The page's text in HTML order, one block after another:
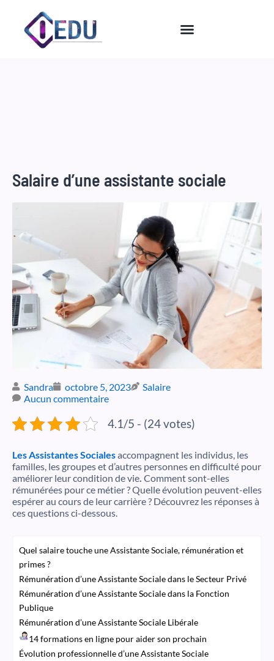
contenu
Salaire d’une assistante sociale
Sandra octobre 5, 2023
Salaire
Aucun commentaire
4.1/5 - (24 votes)
Les Assistantes Socialesaccompagnent les individus, les
familles, les groupes et d’autres personnes en difficulté pour
améliorer leur condition de vie. Comment sont-elles
rémunérées pour ce métier ? Quelle évolution peuvent-elles
espérer au cours de leur carrière ? Découvrez les réponses à
ces questions ci-dessous.
Quel salaire touche une Assistante Sociale, rémunération et
primes ?
Rémunération d’une Assistante Sociale dans le Secteur Privé
Rémunération d’une Assistante Sociale dans la Fonction
Publique
Rémunération d’une Assistante Sociale Libérale
14 formations en ligne pour aider son prochain
Évolution professionnelle d’une Assistante Sociale